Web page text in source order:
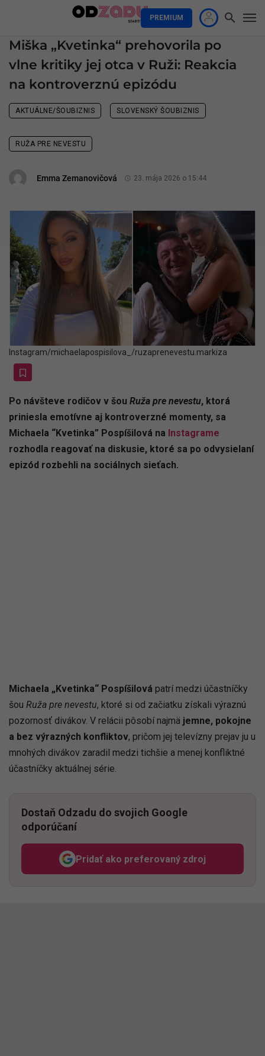
PREMIUM
Miška „Kvetinka“ prehovorila po
vlne kritiky jej otca v Ruži: Reakcia
na kontroverznú epizódu
AKTUÁLNE/ŠOUBIZNIS SLOVENSKÝ ŠOUBIZNIS
RUŽA PRE NEVESTU
Emma Zemanovičová 23. mája 2026 o 15:44
Instagram/michaelapospisilova_/ruzaprenevestu.markiza
Po návšteve rodičov v šou Ruža pre nevestu, ktorá
priniesla emotívne aj kontroverzné momenty, sa
Michaela “Kvetinka” Pospíšilová na Instagrame
rozhodla reagovať na diskusie, ktoré sa po odvysielaní
epizód rozbehli na sociálnych sieťach.
Michaela „Kvetinka“ Pospíšilová patrí medzi účastníčky
šou Ruža pre nevestu, ktoré si od začiatku získali výraznú
pozornosť divákov. V relácii pôsobí najmä jemne, pokojne
a bez výrazných konfliktov, pričom jej televízny prejav ju u
mnohých divákov zaradil medzi tichšie a menej konfliktné
účastníčky aktuálnej série.
Dostaň Odzadu do svojich Google
odporúčaní
Pridať ako preferovaný zdroj
Odzadu, odkaz sa otvorí v